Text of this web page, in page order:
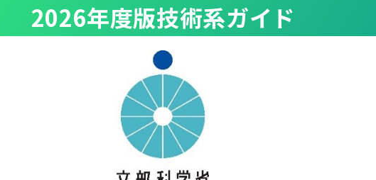
2026年度版技術系ガイド